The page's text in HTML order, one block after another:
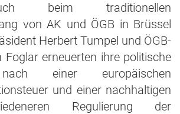
beim traditionellen
von AK und ÖGB in Brüssel
Herbert Tumpel und ÖGB-
Foglar erneuerten ihre politische
einer europäischen
und einer nachhaltigen
Regulierung der